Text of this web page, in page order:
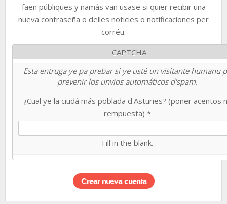
faen públiques y namás van usase si quier recibir una
nueva contraseña o delles noticies o notificaciones per
corréu.
CAPTCHA
Esta entruga ye pa prebar si ye usté un visitante humanu
prevenir los unvios automáticos d'spam.
¿Cual ye la ciudá más poblada d'Asturies? (poner acentos
rempuesta) *
Fill in the blank.